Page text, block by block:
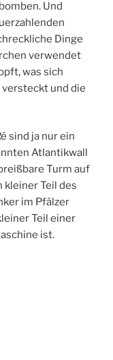
Und
Dinge
verwendet
was sich
und die
sind ja nur ein
Atlantikwall
Turm auf
kleiner Teil des
im Pfälzer
Teil einer
ist.